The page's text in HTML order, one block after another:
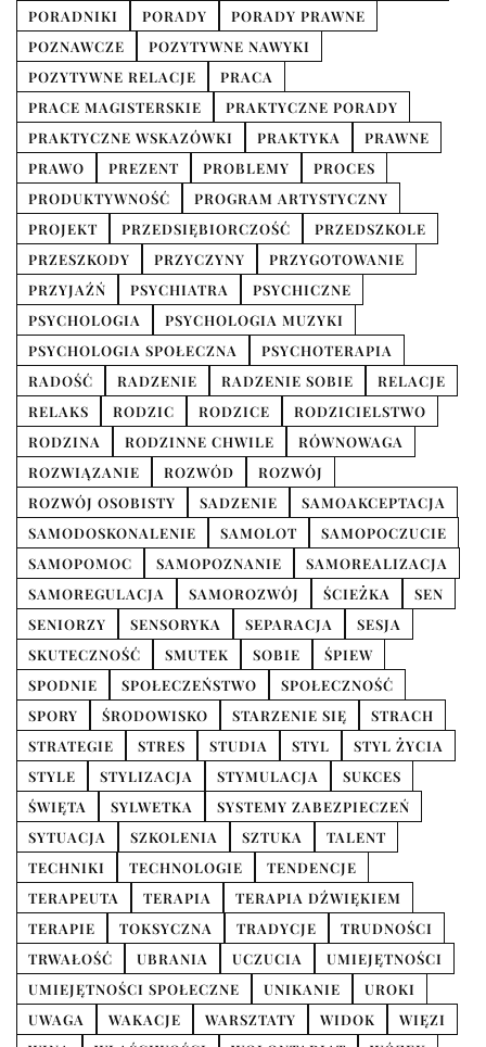
PORADNIKI PORADY
PORADY PRAWNE
POZNAWCZE
POZYTYWNE NAWYKI
POZYTYWNE RELACJE
PRACA
PRACE MAGISTERSKIE
PRAKTYCZNE PORADY
PRAKTYCZNE WSKAZÓWKI
PRAKTYKA
PRAWNE
PRAWO
PREZENT PROBLEMY
PROCES
PRODUKTYWNOŚĆ
PROGRAM ARTYSTYCZNY
PROJEKT
PRZEDSIĘBIORCZOŚĆ
PRZEDSZKOLE
PRZESZKODY
PRZYCZYNY
PRZYGOTOWANIE
PRZYJAŹŃ
PSYCHIATRA
PSYCHICZNE
PSYCHOLOGIA
PSYCHOLOGIA MUZYKI
PSYCHOLOGIA SPOŁECZNA
PSYCHOTERAPIA
RADOŚĆ
RADZENIE RADZENIE SOBIE
RELACJE
RELAKS
RODZIC RODZICE
RODZICIELSTWO
RODZINA
RODZINNE CHWILE
RÓWNOWAGA
ROZWIĄZANIE
ROZWÓD
ROZWÓJ
ROZWÓJ OSOBISTY
SADZENIE
SAMOAKCEPTACJA
SAMODOSKONALENIE
SAMOLOT
SAMOPOCZUCIE
SAMOPOMOC
SAMOPOZNANIE
SAMOREALIZACJA
SAMOREGULACJA
SAMOROZWÓJ ŚCIEŻKA
SEN
SENIORZY
SENSORYKA SEPARACJA
SESJA
SKUTECZNOŚĆ
SMUTEK SOBIE
ŚPIEW
SPODNIE
SPOŁECZEŃSTWO
SPOŁECZNOŚĆ
SPORY
ŚRODOWISKO STARZENIE SIĘ
STRACH
STRATEGIE
STRES STUDIA STYL
STYL ŻYCIA
STYLE
STYLIZACJA STYMULACJA
SUKCES
ŚWIĘTA
SYLWETKA
SYSTEMY ZABEZPIECZEŃ
SYTUACJA
SZKOLENIA SZTUKA
TALENT
TECHNIKI
TECHNOLOGIE
TENDENCJE
TERAPEUTA
TERAPIA
TERAPIA DŹWIĘKIEM
TERAPIE
TOKSYCZNA TRADYCJE
TRUDNOŚCI
TRWAŁOŚĆ
UBRANIA UCZUCIA
UMIEJĘTNOŚCI
UMIEJĘTNOŚCI SPOŁECZNE
UNIKANIE
UROKI
UWAGA
WAKACJE WARSZTATY WIDOK
WIĘZI